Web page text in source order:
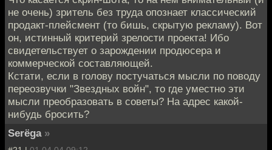
не очень) зритель без труда опознает классический
продакт-плейсмент (то бишь, скрытую рекламу). Вот
он, истинный критерий зрелости проекта! Ибо
свидетельствует о зарождении продюсера и
коммерческой составляющей.
Кстати, если в голову постучаться мысли по поводу
переозвучки "Звездных войн", то где уместно эти
мысли преобразовать в советы? На адрес какой-
нибудь бросить?
Serёga »